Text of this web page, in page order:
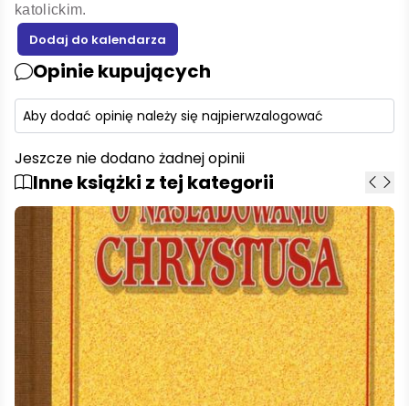
katolickim.
Opinie kupujących
Aby dodać opinię należy się najpierwzalogować
Jeszcze nie dodano żadnej opinii
Inne książki z tej kategorii